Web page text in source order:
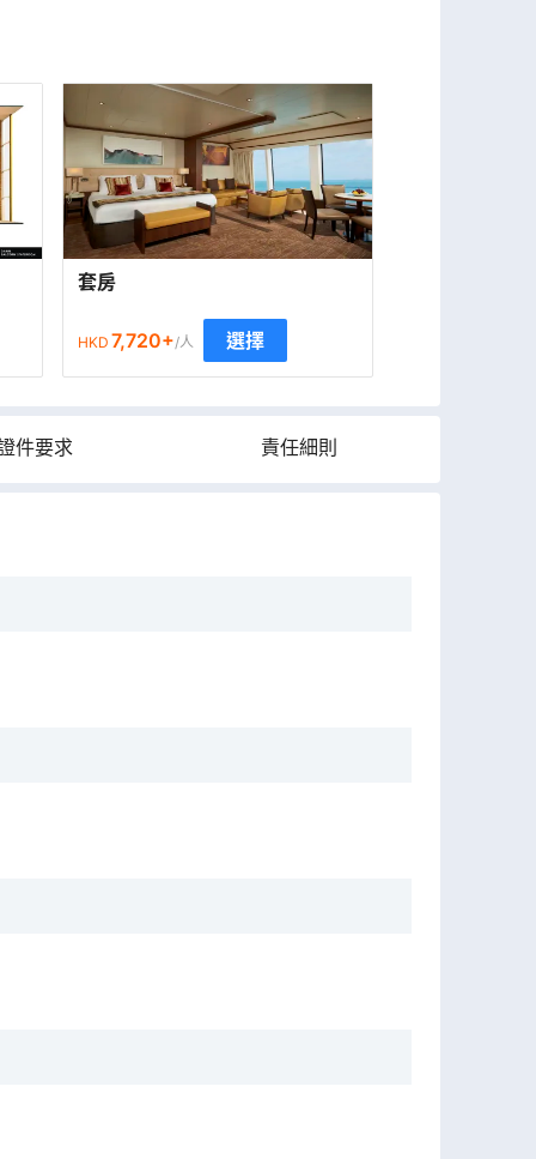
套房
HKD 7,720+/人 選擇
件要求 責任細則